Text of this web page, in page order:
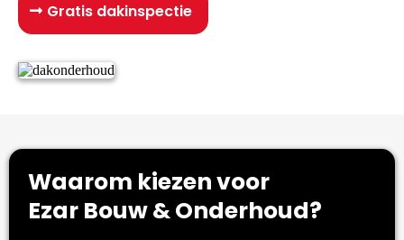
Gratis dakinspectie
Waarom kiezen voor
Ezar Bouw & Onderhoud?